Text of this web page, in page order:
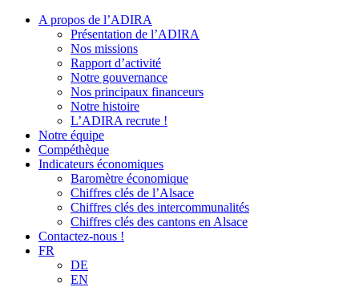
A propos de l’ADIRA
Présentation de l’ADIRA
Nos missions
Rapport d’activité
Notre gouvernance
Nos principaux financeurs
Notre histoire
L’ADIRA recrute !
Notre équipe
Compéthèque
Indicateurs économiques
Baromètre économique
Chiffres clés de l’Alsace
Chiffres clés des intercommunalités
Chiffres clés des cantons en Alsace
Contactez-nous !
FR
DE
EN